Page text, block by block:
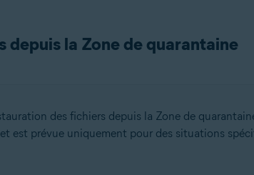
depuis la Zone de quarantaine
des fichiers depuis la Zone de
est prévue uniquement pour des situations